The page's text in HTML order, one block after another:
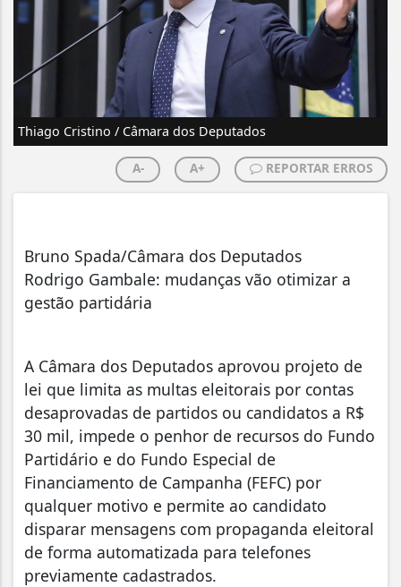
Thiago Cristino / Câmara dos Deputados
A- A+ REPORTAR ERROS
Bruno Spada/Câmara dos Deputados
Rodrigo Gambale: mudanças vão otimizar a
gestão partidária
A Câmara dos Deputados aprovou projeto de
lei que limita as multas eleitorais por contas
desaprovadas de partidos ou candidatos a R$
30 mil, impede o penhor de recursos do Fundo
Partidário e do Fundo Especial de
Financiamento de Campanha (FEFC) por
qualquer motivo e permite ao candidato
disparar mensagens com propaganda eleitoral
de forma automatizada para telefones
previamente cadastrados.